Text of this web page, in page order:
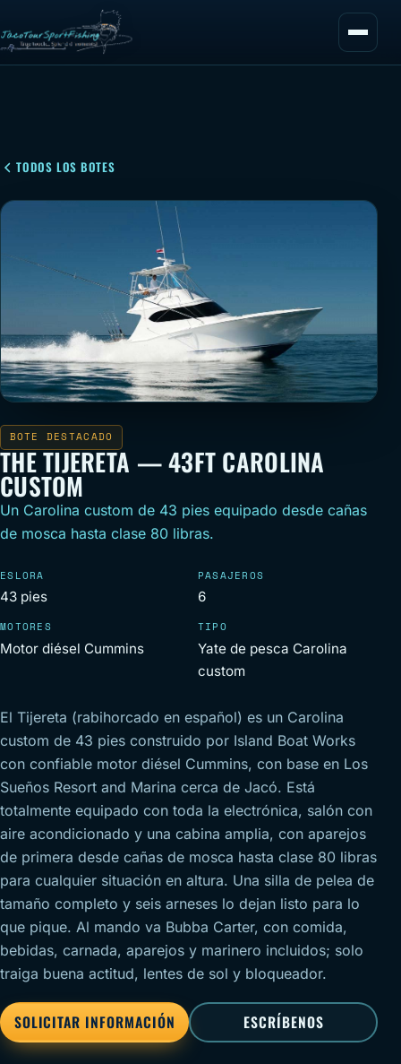
TODOS LOS BOTES
BOTE DESTACADO
THE TIJERETA — 43FT CAROLINA
CUSTOM
Un Carolina custom de 43 pies equipado desde cañas
de mosca hasta clase 80 libras.
ESLORA
43 pies
PASAJEROS
6
MOTORES
Motor diésel Cummins
TIPO
Yate de pesca Carolina
custom
El Tijereta (rabihorcado en español) es un Carolina
custom de 43 pies construido por Island Boat Works
con confiable motor diésel Cummins, con base en Los
Sueños Resort and Marina cerca de Jacó. Está
totalmente equipado con toda la electrónica, salón con
aire acondicionado y una cabina amplia, con aparejos
de primera desde cañas de mosca hasta clase 80 libras
para cualquier situación en altura. Una silla de pelea de
tamaño completo y seis arneses lo dejan listo para lo
que pique. Al mando va Bubba Carter, con comida,
bebidas, carnada, aparejos y marinero incluidos; solo
traiga buena actitud, lentes de sol y bloqueador.
SOLICITAR INFORMACIÓN ESCRÍBENOS